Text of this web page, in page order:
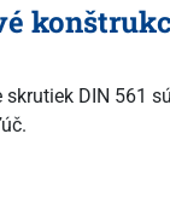
DIN 561